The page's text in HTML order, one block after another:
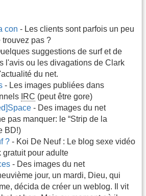
con - Les clients sont parfois un peu
trouvez pas ?
suggestions de surf et de
l'avis ou les divagations de Clark
du net.
- Les images publiées dans
IRC (peut être gore)
- Des images du net
pas manquer: le “Strip de la
BD!)
? - Koi De Neuf : Le blog sexe vidéo
gratuit pour adulte
- Des images du net
jour, un mardi, Dieu, qui
décida de créer un weblog. Il vit